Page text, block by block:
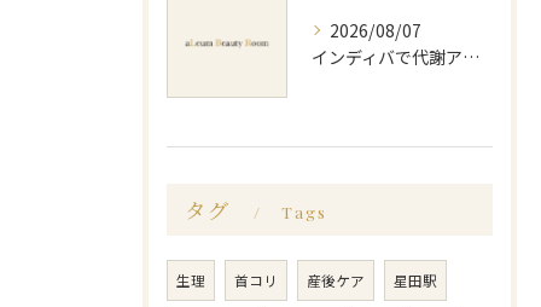
2026/08/07
インディバで代謝アップ体験効果とビフォーアフター徹底解説
タグ Tags
生理 首コリ 産後ケア 星田駅